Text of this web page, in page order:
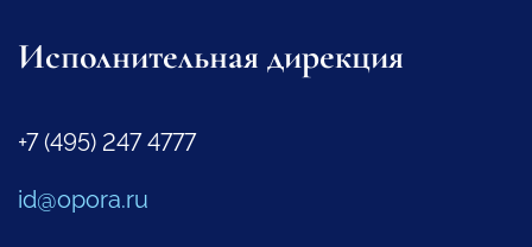
Исполнительная дирекция
+7 (495) 247 4777
id@opora.ru